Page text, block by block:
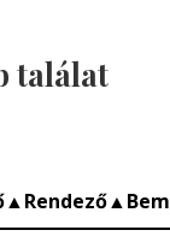
találat
▲Rendező▲